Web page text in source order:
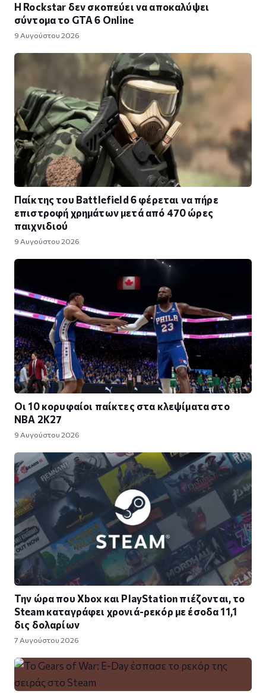
Η Rockstar δεν σκοπεύει να αποκαλύψει
σύντομα το GTA 6 Online
9 Αυγούστου 2026
Παίκτης του Battlefield 6 φέρεται να πήρε
επιστροφή χρημάτων μετά από 470 ώρες
παιχνιδιού
9 Αυγούστου 2026
Οι 10 κορυφαίοι παίκτες στα κλεψίματα στο
NBA 2K27
9 Αυγούστου 2026
Την ώρα που Xbox και PlayStation πιέζονται, το
Steam καταγράφει χρονιά-ρεκόρ με έσοδα 11,1
δις δολαρίων
7 Αυγούστου 2026